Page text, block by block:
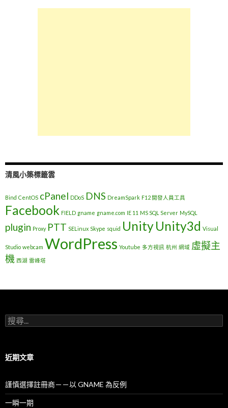
清風小築標籤雲
Bind CentOS cPanel DDoS DNS DreamSpark F12 開發人員工具
Facebook FIELD gname gname.com IE 11 MS SQL Server MySQL
plugin Proxy PTT SELinux Skype squid UnityUnity3d Visual
Studio webcam WordPress Youtube 多方視訊 杭州 網域 虛擬主
機 西湖 雷峰塔
搜
尋
字
近期文章
謹慎選擇註冊商－－以 GNAME 為反例
一瞬一期